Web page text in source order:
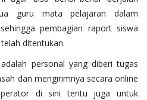
guru mata pelajaran dalam
pembagian raport siswa
ditentukan.
personal yang diberi tugas
dan mengirimnya secara online
di sini tentu juga untuk